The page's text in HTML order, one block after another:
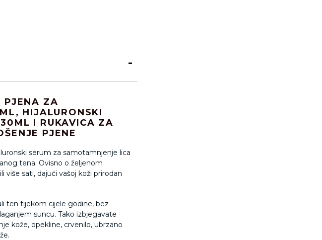
PJENA ZA
HIJALURONSKI
I RUKAVICA ZA
PJENE
serum za samotamnjenje lica
tena. Ovisno o željenom
više sati, dajući vašoj koži prirodan
ten tijekom cijele godine, bez
suncu. Tako izbjegavate
kože, opekline, crvenilo, ubrzano